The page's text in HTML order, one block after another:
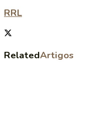
RRL
RelatedArtigos